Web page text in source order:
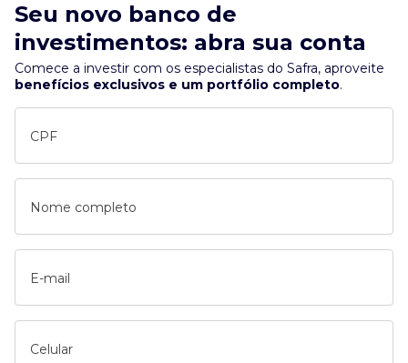
Seu novo banco de
investimentos: abra sua conta
Comece a investir com os especialistas do Safra, aproveite
benefícios exclusivos e um portfólio completo.
CPF
Nome completo
E-mail
Celular